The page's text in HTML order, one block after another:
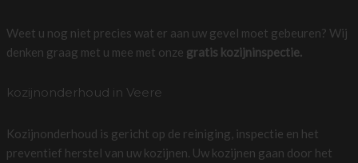
Weet u nog niet precies wat er aan uw gevel moet gebeuren? Wij
denken graag met u mee met onze gratis kozijninspectie.
kozijnonderhoud in Veere
Kozijnonderhoud is gericht op de reiniging, inspectie en het
preventief herstel van uw kozijnen. Uw kozijnen gaan door het